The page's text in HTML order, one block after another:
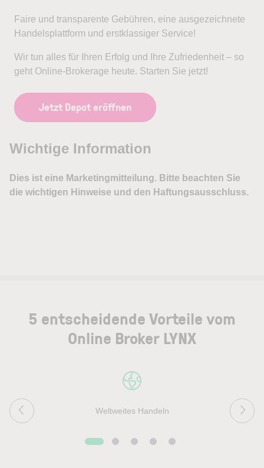
Faire und transparente Gebühren, eine ausgezeichnete
Handelsplattform und erstklassiger Service!
Wir tun alles für Ihren Erfolg und Ihre Zufriedenheit – so
geht Online-Brokerage heute. Starten Sie jetzt!
Jetzt Depot eröffnen
5 entscheidende Vorteile vom
Online Broker LYNX
Weltweites Handeln